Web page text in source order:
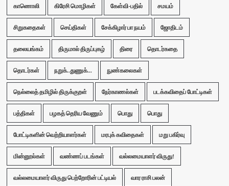
காணொலி கிரேசி மொழிகள் கேள்வி-பதில் சமயம்
சிறுகதைகள் செய்திகள் சேக்கிழார் பா நயம் ஜோதிடம்
தலையங்கம் திருமால் திருப்புகழ் திரை தொடர்கதை
தொடர்கள் நறுக்..துணுக்... நுண்கலைகள்
நெல்லைத் தமிழில் திருக்குறள் நேர்காணல்கள் படக்கவிதைப் போட்டிகள்
பத்திகள் பழகத் தெரிய வேணும் பொது பொது
போட்டிகளின் வெற்றியாளர்கள் மரபுக் கவிதைகள் மறு பகிர்வு
மின்னூல்கள் வண்ணப் படங்கள் வல்லமையாளர் விருது!
வல்லமையாளர் விருது பெற்றோரின் பட்டியல் வார ராசி பலன்